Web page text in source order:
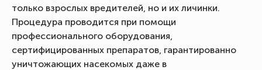
только взрослых вредителей, но и их личинки.
Процедура проводится при помощи
профессионального оборудования,
сертифицированных препаратов, гарантированно
уничтожающих насекомых даже в